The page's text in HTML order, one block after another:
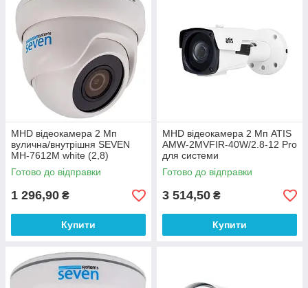
MHD відеокамера 2 Мп
вулична/внутрішня SEVEN
MH-7612M white (2,8)
Готово до відправки
1 296,90 ₴
Купити
MHD відеокамера 2 Мп ATIS
AMW-2MVFIR-40W/2.8-12 Pro
для системи
відеоспостереження
Готово до відправки
3 514,50 ₴
Купити